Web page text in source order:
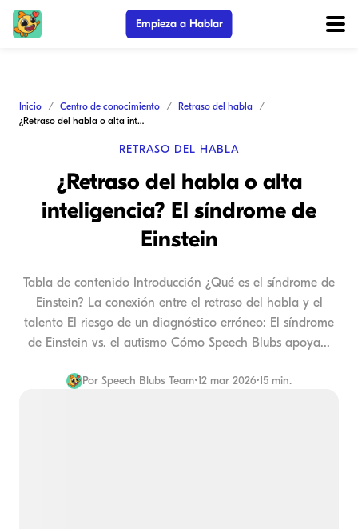
Empieza a Hablar
Inicio Centro de conocimiento
Retraso del habla
¿Retraso del habla o alta inteligencia? El síndrome de Einstein
RETRASO DEL HABLA
¿Retraso del habla o alta
inteligencia? El síndrome de
Einstein
Tabla de contenido Introducción ¿Qué es el síndrome de
Einstein? La conexión entre el retraso del habla y el
talento El riesgo de un diagnóstico erróneo: El síndrome
de Einstein vs. el autismo Cómo Speech Blubs apoya...
Por Speech Blubs Team•12 mar 2026•15 min.